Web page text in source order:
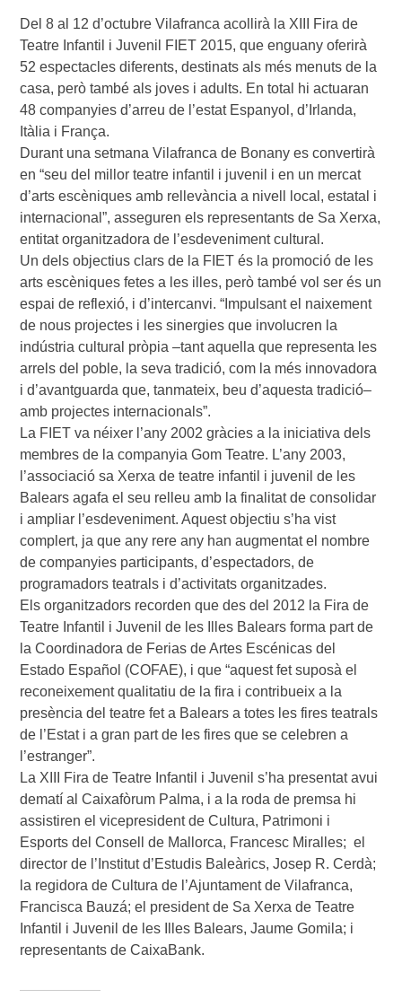
Del 8 al 12 d’octubre Vilafranca acollirà la XIII Fira de
Teatre Infantil i Juvenil FIET 2015, que enguany oferirà
52 espectacles diferents, destinats als més menuts de la
casa, però també als joves i adults. En total hi actuaran
48 companyies d’arreu de l’estat Espanyol, d’Irlanda,
Itàlia i França.
Durant una setmana Vilafranca de Bonany es convertirà
en “seu del millor teatre infantil i juvenil i en un mercat
d’arts escèniques amb rellevància a nivell local, estatal i
internacional”, asseguren els representants de Sa Xerxa,
entitat organitzadora de l’esdeveniment cultural.
Un dels objectius clars de la FIET és la promoció de les
arts escèniques fetes a les illes, però també vol ser és un
espai de reflexió, i d’intercanvi. “Impulsant el naixement
de nous projectes i les sinergies que involucren la
indústria cultural pròpia –tant aquella que representa les
arrels del poble, la seva tradició, com la més innovadora
i d’avantguarda que, tanmateix, beu d’aquesta tradició–
amb projectes internacionals”.
La FIET va néixer l’any 2002 gràcies a la iniciativa dels
membres de la companyia Gom Teatre. L’any 2003,
l’associació sa Xerxa de teatre infantil i juvenil de les
Balears agafa el seu relleu amb la finalitat de consolidar
i ampliar l’esdeveniment. Aquest objectiu s’ha vist
complert, ja que any rere any han augmentat el nombre
de companyies participants, d’espectadors, de
programadors teatrals i d’activitats organitzades.
Els organitzadors recorden que des del 2012 la Fira de
Teatre Infantil i Juvenil de les Illes Balears forma part de
la Coordinadora de Ferias de Artes Escénicas del
Estado Español (COFAE), i que “aquest fet suposà el
reconeixement qualitatiu de la fira i contribueix a la
presència del teatre fet a Balears a totes les fires teatrals
de l’Estat i a gran part de les fires que se celebren a
l’estranger”.
La XIII Fira de Teatre Infantil i Juvenil s’ha presentat avui
dematí al Caixafòrum Palma, i a la roda de premsa hi
assistiren el vicepresident de Cultura, Patrimoni i
Esports del Consell de Mallorca, Francesc Miralles; el
director de l’Institut d’Estudis Baleàrics, Josep R. Cerdà;
la regidora de Cultura de l’Ajuntament de Vilafranca,
Francisca Bauzá; el president de Sa Xerxa de Teatre
Infantil i Juvenil de les Illes Balears, Jaume Gomila; i
representants de CaixaBank.